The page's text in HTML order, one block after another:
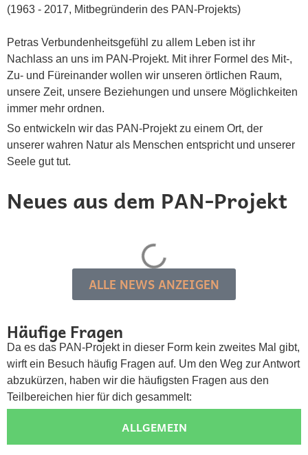
(1963 - 2017, Mitbegründerin des PAN-Projekts)
Petras Verbundenheitsgefühl zu allem Leben ist ihr
Nachlass an uns im PAN-Projekt. Mit ihrer Formel des Mit-,
Zu- und Füreinander wollen wir unseren örtlichen Raum,
unsere Zeit, unsere Beziehungen und unsere Möglichkeiten
immer mehr ordnen.
So entwickeln wir das PAN-Projekt zu einem Ort, der
unserer wahren Natur als Menschen entspricht und unserer
Seele gut tut.
Neues aus dem PAN-Projekt
ALLE NEWS ANZEIGEN
Häufige Fragen
Da es das PAN-Projekt in dieser Form kein zweites Mal gibt,
wirft ein Besuch häufig Fragen auf. Um den Weg zur Antwort
abzukürzen, haben wir die häufigsten Fragen aus den
Teilbereichen hier für dich gesammelt:
ALLGEMEIN